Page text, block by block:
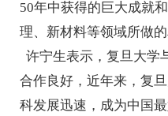
50年中获得的巨大成就
理、新材料等领域所做
许宁生表示，复旦大学
合作良好，近年来，复
科发展迅速，成为中国